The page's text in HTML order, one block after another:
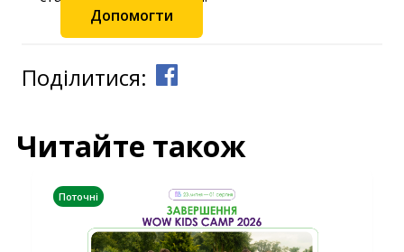
Допомогти
Поділитися:
Читайте також
Поточні